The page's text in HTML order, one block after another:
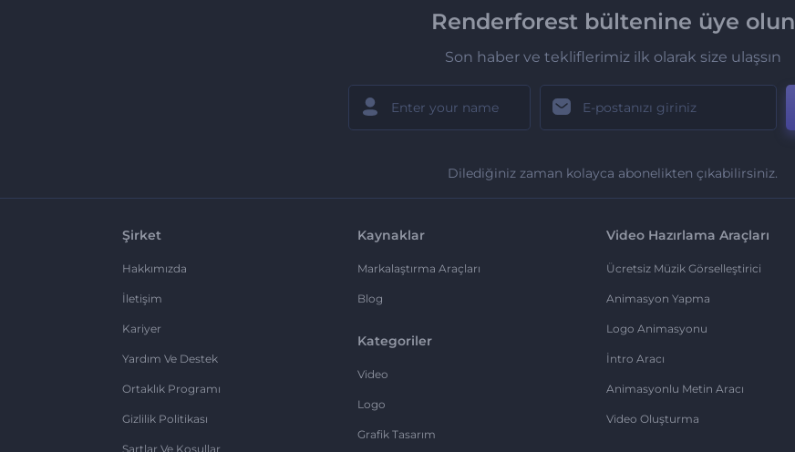
Renderforest bültenine üye olun
Son haber ve tekliflerimiz ilk olarak size ulaşsın
Dilediğiniz zaman kolayca abonelikten çıkabilirsiniz.
Şirket
Hakkımızda
İletişim
Kariyer
Yardım Ve Destek
Ortaklık Programı
Gizlilik Politikası
Şartlar Ve Koşullar
Kaynaklar
Markalaştırma Araçları
Blog
Kategoriler
Video
Logo
Grafik Tasarım
Video Hazırlama Araçları
Ücretsiz Müzik Görselleştirici
Animasyon Yapma
Logo Animasyonu
İntro Aracı
Animasyonlu Metin Aracı
Video Oluşturma